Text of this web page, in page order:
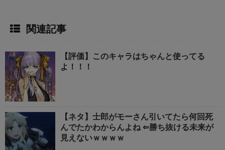
関連記事
【評価】このキャラはちゃんと使ってる
よ！！！
【ネタ】士郎がモーさん引いてたら何回死
んでたかわからんよね ⇐勝ち抜ける未来が
見えないｗｗｗｗ